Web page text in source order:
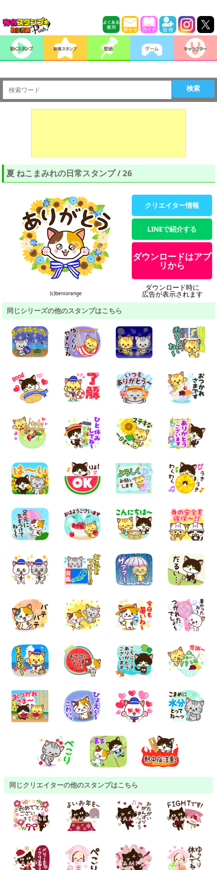
検索
夏 ねこまみれの日常スタンプ / 26
(c)beniorange
クリエイター情報
LINEで紹介する
ダウンロードはアプ
リから
ダウンロード時に
広告が表示されます
同じシリーズの他のスタンプはこちら
同じクリエイターの他のスタンプはこちら